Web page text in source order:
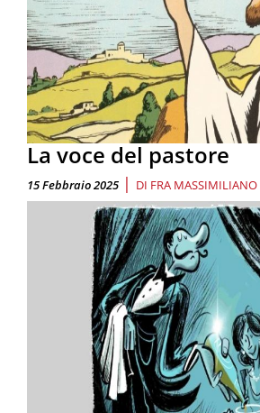
La voce del pastore
15 Febbraio 2025 | DI FRA MASSIMILIANO